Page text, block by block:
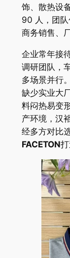
饰、散热设
90 人，团队
商务销售、
企业常年接
调研团队，
多场景并行
缺少实业大
料闷热易变
产环境，汉
经多方对比
FACETON